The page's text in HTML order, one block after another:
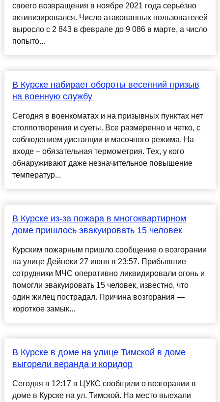
своего возвращения в ноябре 2021 года серьёзно
активизировался. Число атакованных пользователей
выросло с 2 843 в феврале до 9 086 в марте, а число
попыто...
В Курске набирает обороты весенний призыв
на военную службу
Сегодня в военкоматах и на призывных пунктах нет
столпотворения и суеты. Все размеренно и четко, с
соблюдением дистанции и масочного режима. На
входе – обязательная термометрия. Тех, у кого
обнаруживают даже незначительное повышение
температур...
В Курске из-за пожара в многоквартирном
доме пришлось эвакуировать 15 человек
Курским пожарным пришло сообщение о возгорании
на улице Дейнеки 27 июня в 23:57. Прибывшие
сотрудники МЧС оперативно ликвидировали огонь и
помогли эвакуировать 15 человек, известно, что
один жилец пострадал. Причина возгорания —
короткое замык...
В Курске в доме на улице Тимской в доме
выгорели веранда и коридор
Сегодня в 12:17 в ЦУКС сообщили о возгорании в
доме в Курске на ул. Тимской. На место выехали